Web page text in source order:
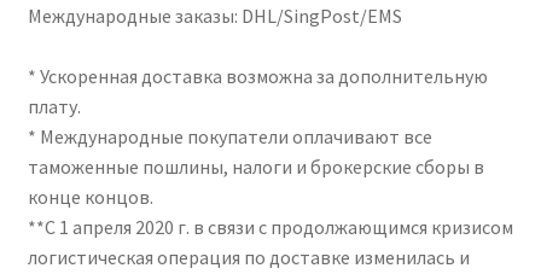
Международные заказы: DHL/SingPost/EMS
* Ускоренная доставка возможна за дополнительную
плату.
* Международные покупатели оплачивают все
таможенные пошлины, налоги и брокерские сборы в
конце концов.
**С 1 апреля 2020 г. в связи с продолжающимся кризисом
логистическая операция по доставке изменилась и